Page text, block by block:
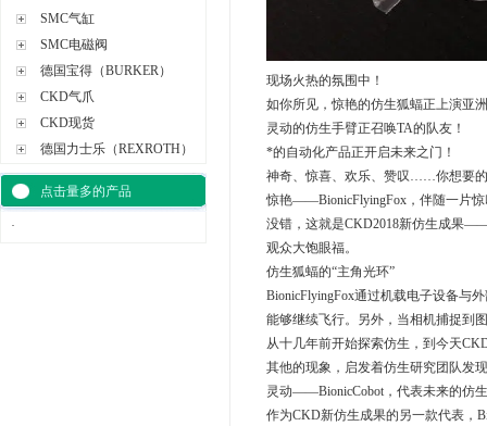
SMC气缸
SMC电磁阀
德国宝得（BURKER）
CKD气爪
CKD现货
德国力士乐（REXROTH）
点击量多的产品
·
现场火热的氛围中！
如你所见，惊艳的仿生狐蝠正上演亚
灵动的仿生手臂正召唤TA的队友！
*的自动化产品正开启未来之门！
神奇、惊喜、欢乐、赞叹……你想要
惊艳——BionicFlyingFox，伴随一片惊
没错，这就是CKD2018新仿生成果
观众大饱眼福。
仿生狐蝠的“主角光环”
BionicFlyingFox通过机载电子设备与
能够继续飞行。另外，当相机捕捉到
从十几年前开始探索仿生，到今天
其他的现象，启发着仿生研究团队发
灵动——BionicCobot，代表未来的仿
作为CKD新仿生成果的另一款代表，